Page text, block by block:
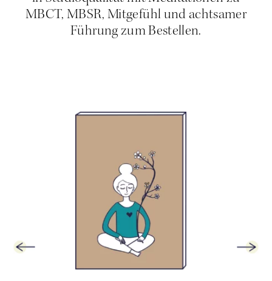
MBCT, MBSR, Mit­ge­fühl und acht­sa­mer
Füh­rung zum Bestellen.